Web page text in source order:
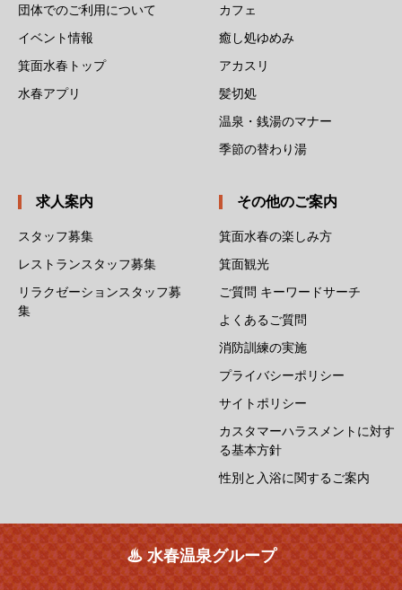
団体でのご利用について
イベント情報
箕面水春トップ
水春アプリ
カフェ
癒し処ゆめみ
アカスリ
髪切処
温泉・銭湯のマナー
季節の替わり湯
求人案内
スタッフ募集
レストランスタッフ募集
リラクゼーションスタッフ募
集
その他のご案内
箕面水春の楽しみ方
箕面観光
ご質問 キーワードサーチ
よくあるご質問
消防訓練の実施
プライバシーポリシー
サイトポリシー
カスタマーハラスメントに対す
る基本方針
性別と入浴に関するご案内
♨ 水春温泉グループ